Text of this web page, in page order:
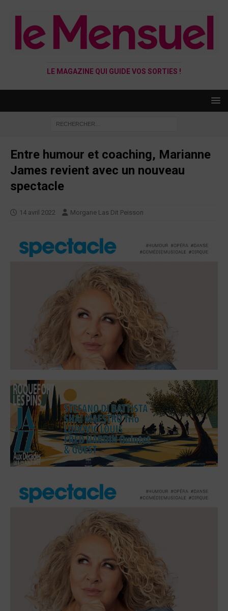
LE MAGAZINE QUI GUIDE VOS SORTIES !
Entre humour et coaching, Marianne
James revient avec un nouveau
spectacle
14 avril 2022 Morgane Las Dit Peisson